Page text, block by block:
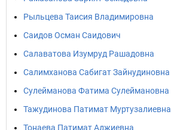
Рыльцева Таисия Владимировна
Саидов Осман Саидович
Салаватова Изумруд Рашадовна
Салимханова Сабигат Зайнудиновна
Сулейманова Фатима Сулеймановна
Тажудинова Патимат Муртузалиевна
Тонаева Патимат Аджиевна